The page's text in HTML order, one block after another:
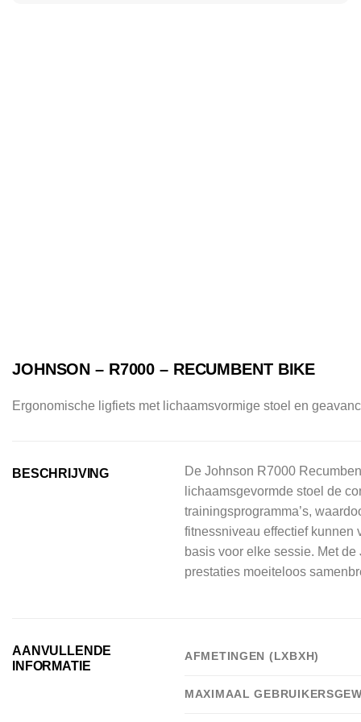
JOHNSON – R7000 – RECUMBENT BIKE
Ergonomische ligfiets met lichaamsvormige stoel en
BESCHRIJVING
De Johnson R7000
lichaamsgevormde stoel de
trainingsprogramma’s,
fitnessniveau effectief kunnen
basis voor elke sessie. Met
prestaties moeiteloos
AANVULLENDE
INFORMATIE
AFMETINGEN (LXBXH)
MAXIMAAL